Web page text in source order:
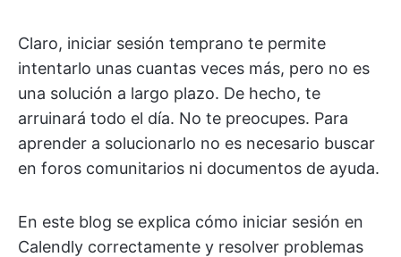
Claro, iniciar sesión temprano te permite
intentarlo unas cuantas veces más, pero no es
una solución a largo plazo. De hecho, te
arruinará todo el día. No te preocupes. Para
aprender a solucionarlo no es necesario buscar
en foros comunitarios ni documentos de ayuda.
En este blog se explica cómo iniciar sesión en
Calendly correctamente y resolver problemas